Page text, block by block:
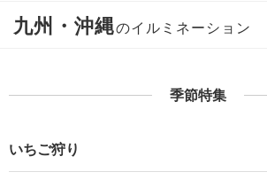
九州・沖縄のイルミネーション
季節特集
いちご狩り